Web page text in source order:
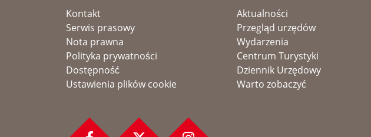
Kontakt
Serwis prasowy
Nota prawna
Polityka prywatności
Dostępność
Ustawienia plików cookie
Aktualności
Przegląd urzędów
Wydarzenia
Centrum Turystyki
Dziennik Urzędowy
Warto zobaczyć